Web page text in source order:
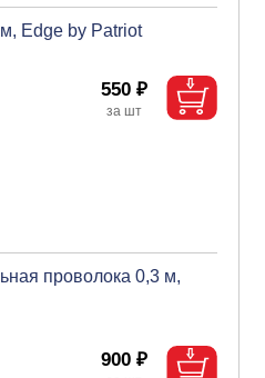
Edge by Patriot
550 ₽
проволока 0,3 м,
900 ₽